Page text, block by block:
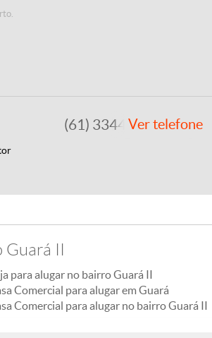
(61) 3344-4112Ver telefone
Guará II
para alugar no bairro Guará II
Comercial para alugar em Guará
Comercial para alugar no bairro Guará II